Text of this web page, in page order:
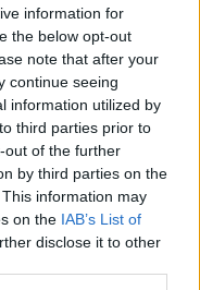
information for
the below opt-out
note that after your
continue seeing
information utilized by
third parties prior to
out of the further
by third parties on the
information may
on the IAB’s List of
disclose it to other